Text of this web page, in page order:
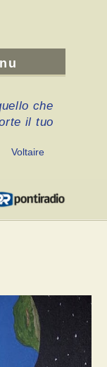
che
il tuo
Voltaire